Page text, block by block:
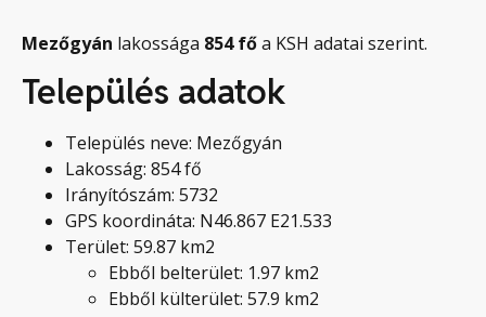
Mezőgyán lakossága 854 főa KSH adatai szerint.
Település adatok
Település neve: Mezőgyán
Lakosság: 854 fő
Irányítószám: 5732
GPS koordináta: N46.867 E21.533
Terület: 59.87 km2
Ebből belterület: 1.97 km2
Ebből külterület: 57.9 km2